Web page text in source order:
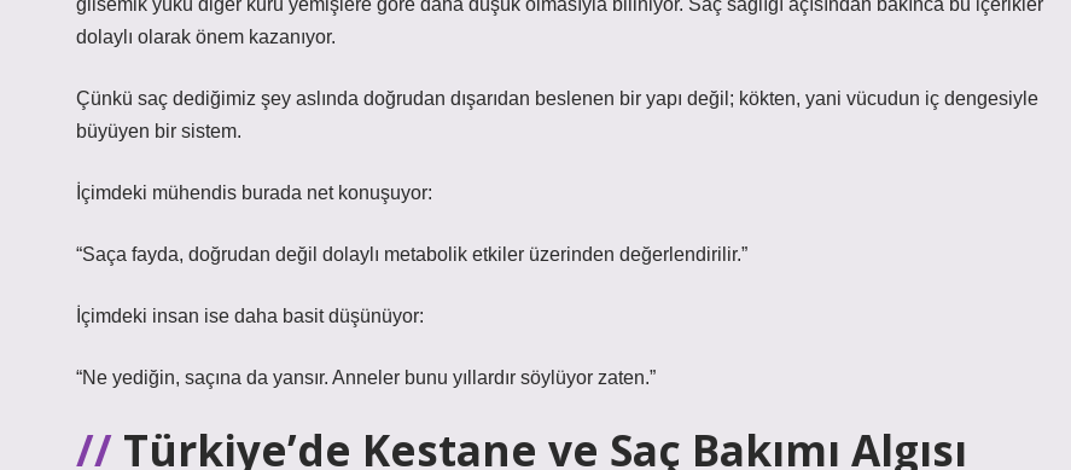
glisemik yükü diğer kuru yemişlere göre daha düşük olmasıyla biliniyor. Saç sağlığı açısından bakınca bu içerikler
dolaylı olarak önem kazanıyor.
Çünkü saç dediğimiz şey aslında doğrudan dışarıdan beslenen bir yapı değil; kökten, yani vücudun iç dengesiyle
büyüyen bir sistem.
İçimdeki mühendis burada net konuşuyor:
“Saça fayda, doğrudan değil dolaylı metabolik etkiler üzerinden değerlendirilir.”
İçimdeki insan ise daha basit düşünüyor:
“Ne yediğin, saçına da yansır. Anneler bunu yıllardır söylüyor zaten.”
Türkiye’de Kestane ve Saç Bakımı Algısı